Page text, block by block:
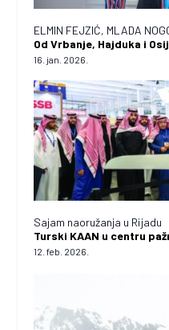
ELMIN FEJZIĆ, MLADA
Od Vrbanje, Hajduka i
16. jan. 2026.
Sajam naoružanja u Rijadu
Turski KAAN u centru
12. feb. 2026.